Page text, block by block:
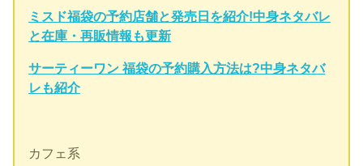
ミスド福袋の予約店舗と発売日を紹介!中身ネタバレ
と在庫・再販情報も更新
サーティーワン 福袋の予約購入方法は?中身ネタバ
レも紹介
カフェ系